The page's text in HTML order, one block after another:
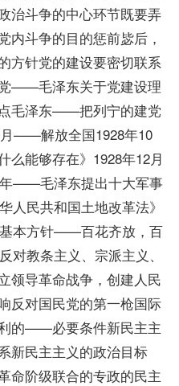
斗争的中心环节既要弄
斗争的目的惩前毖后，
针党的建设要密切联系
——毛泽东关于党建设理
毛泽东——把列宁的建党
——解放全国1928年10
能够存在》1928年12月
——毛泽东提出十大军事
民共和国土地改革法》
本方针——百花齐放，百
教条主义、宗派主义、
导革命战争，创建人民
对国民党的第一枪国际
的——必要条件新民主主
新民主主义的政治目标
阶级联合的专政的民主